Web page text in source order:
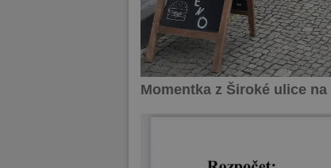
Momentka z Široké ulice